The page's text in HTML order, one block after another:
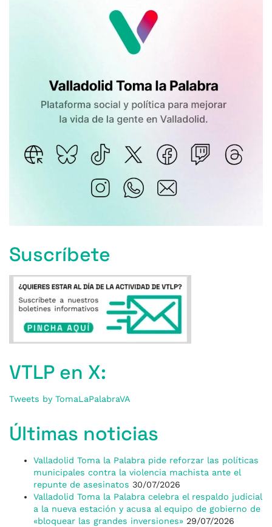
Suscríbete
VTLP en X:
Tweets by TomaLaPalabraVA
Últimas noticias
Valladolid Toma la Palabra pide reforzar las políticas
municipales contra la violencia machista ante el
repunte de asesinatos 30/07/2026
Valladolid Toma la Palabra celebra el respaldo judicial
a la nueva estación y acusa al equipo de gobierno de
«bloquear las grandes inversiones» 29/07/2026